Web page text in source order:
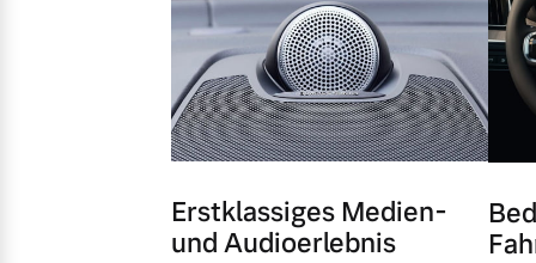
Erstklassiges Medien-
und Audioerlebnis